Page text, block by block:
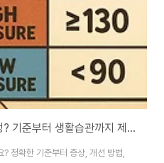
저혈압 수치 낮다고 무조건 걱정? 기준부터 생활습관까지 제대로 알아보기
정확한 기준부터 증상, 개선 방법,